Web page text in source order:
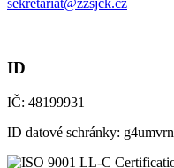
sekretariat@zzsjck.cz
ID
IČ: 48199931
ID datové schránky: g4umvrn